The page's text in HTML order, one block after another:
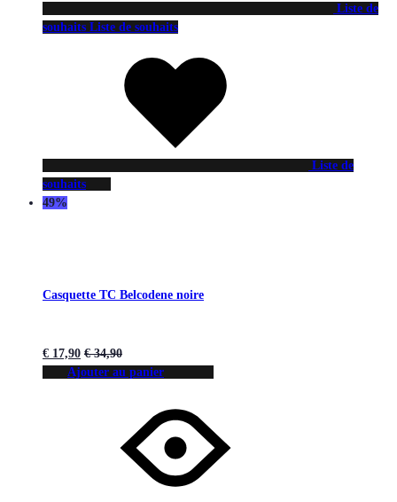
Liste de
souhaits Liste de souhaits
Liste de
souhaits
49%
Casquette TC Belcodene noire
€ 17,90 €34,90
Ajouter au panier